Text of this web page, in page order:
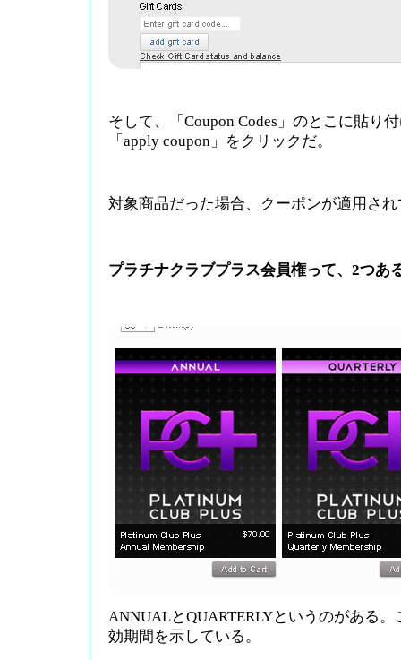
そして、「Coupon Codes」のとこに貼り
「apply coupon」をクリックだ。
対象商品だった場合、クーポンが適用さ
プラチナクラブプラス会員権って、2つあ
ANNUALとQUARTERLYというのがある
効期間を示している。